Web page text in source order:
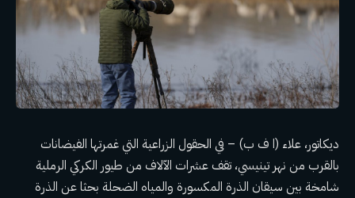
ديكاتور، علاء (ا ف ب) – في الحقول الزراعية التي غمرتها الفيضانات
بالقرب من نهر تينيسي، تقف عشرات الآلاف من طيور الكركي الرملية
شامخة بين سيقان الذرة المكسورة والمياه الضحلة بحثا عن الذرة